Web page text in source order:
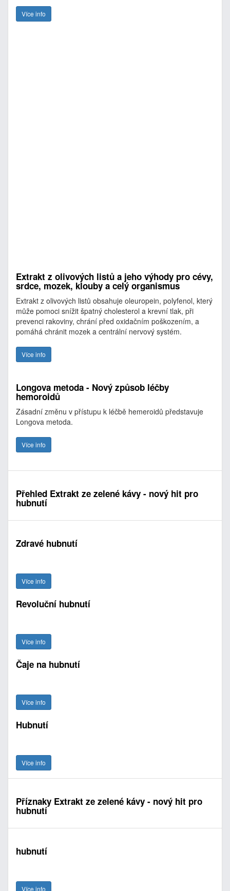
Více info
Extrakt z olivových listů a jeho výhody pro cévy,
srdce, mozek, klouby a celý organismus
Extrakt z olivových listů obsahuje oleuropein, polyfenol, který
může pomoci snížit špatný cholesterol a krevní tlak, při
prevenci rakoviny, chrání před oxidačním poškozením, a
pomáhá chránit mozek a centrální nervový systém.
Více info
Longova metoda - Nový způsob léčby
hemoroidů
Zásadní změnu v přístupu k léčbě hemeroidů představuje
Longova metoda.
Více info
Přehled Extrakt ze zelené kávy - nový hit pro
hubnutí
Zdravé hubnutí
Více info
Revoluční hubnutí
Více info
Čaje na hubnutí
Více info
Hubnutí
Více info
Příznaky Extrakt ze zelené kávy - nový hit pro
hubnutí
hubnutí
Více info